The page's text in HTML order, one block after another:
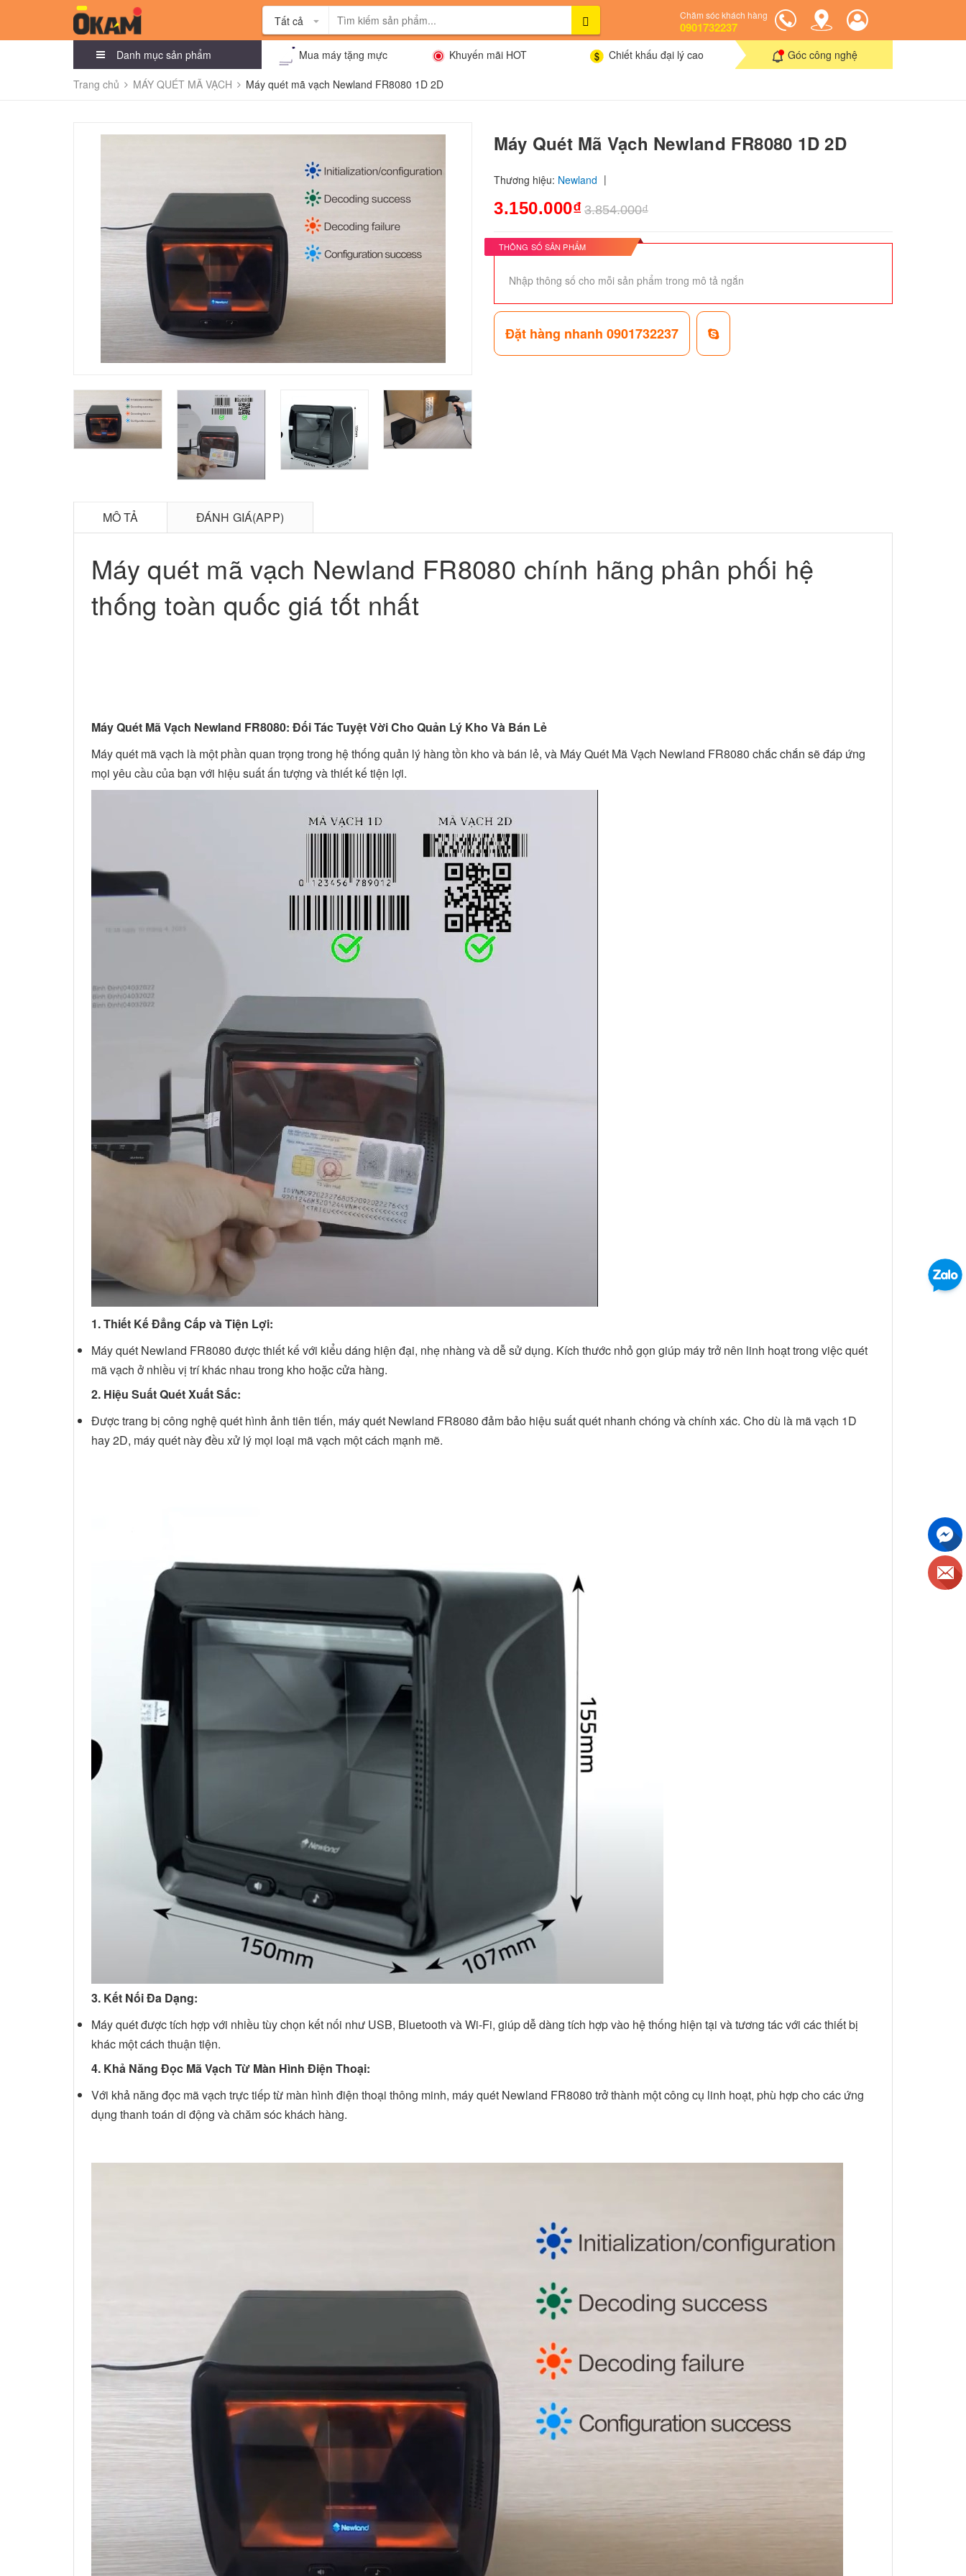
Tất cả Chăm sóc khách hàng
0901732237
Danh mục sản phẩm Mua máy tặng mực Khuyến mãi HOT Chiết khấu đại lý cao Góc công nghệ
Trang chủ MÁY QUÉT MÃ VẠCH Máy quét mã vạch Newland FR8080 1D 2D
Máy Quét Mã Vạch Newland FR8080 1D 2D
Thương hiệu: Newland |
3.150.000₫ 3.854.000₫
THÔNG SỐ SẢN PHẨM
Nhập thông số cho mỗi sản phẩm trong mô tả ngắn
Đặt hàng nhanh 0901732237
MÔ TẢ ĐÁNH GIÁ(APP)
Máy quét mã vạch Newland FR8080 chính hãng phân phối hệ
thống toàn quốc giá tốt nhất
Máy Quét Mã Vạch Newland FR8080: Đối Tác Tuyệt Vời Cho Quản Lý Kho Và Bán Lẻ
Máy quét mã vạch là một phần quan trọng trong hệ thống quản lý hàng tồn kho và bán lẻ, và Máy Quét Mã Vạch Newland FR8080 chắc chắn sẽ đáp ứng
mọi yêu cầu của bạn với hiệu suất ấn tượng và thiết kế tiện lợi.
1. Thiết Kế Đẳng Cấp và Tiện Lợi:
Máy quét Newland FR8080 được thiết kế với kiểu dáng hiện đại, nhẹ nhàng và dễ sử dụng. Kích thước nhỏ gọn giúp máy trở nên linh hoạt trong việc quét
mã vạch ở nhiều vị trí khác nhau trong kho hoặc cửa hàng.
2. Hiệu Suất Quét Xuất Sắc:
Được trang bị công nghệ quét hình ảnh tiên tiến, máy quét Newland FR8080 đảm bảo hiệu suất quét nhanh chóng và chính xác. Cho dù là mã vạch 1D
hay 2D, máy quét này đều xử lý mọi loại mã vạch một cách mạnh mẽ.
3. Kết Nối Đa Dạng:
Máy quét được tích hợp với nhiều tùy chọn kết nối như USB, Bluetooth và Wi-Fi, giúp dễ dàng tích hợp vào hệ thống hiện tại và tương tác với các thiết bị
khác một cách thuận tiện.
4. Khả Năng Đọc Mã Vạch Từ Màn Hình Điện Thoại:
Với khả năng đọc mã vạch trực tiếp từ màn hình điện thoại thông minh, máy quét Newland FR8080 trở thành một công cụ linh hoạt, phù hợp cho các ứng
dụng thanh toán di động và chăm sóc khách hàng.